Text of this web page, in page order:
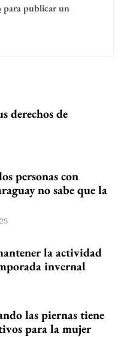
para publicar un
derechos de
personas con
no sabe que la
la actividad
invernal
las piernas tiene
para la mujer